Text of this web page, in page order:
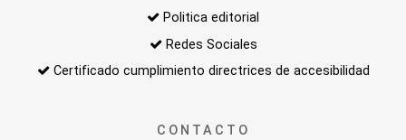
Politica editorial
Redes Sociales
Certificado cumplimiento directrices de accesibilidad
CONTACTO